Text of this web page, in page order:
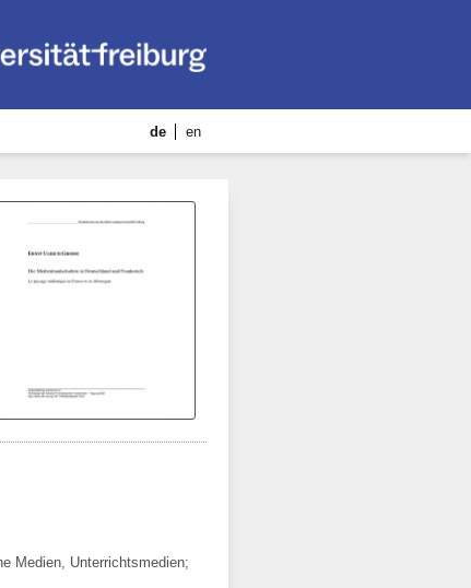
de en
Medien, Unterrichtsmedien;